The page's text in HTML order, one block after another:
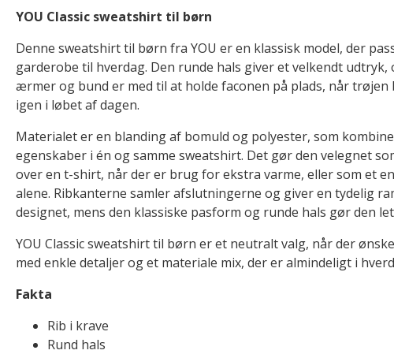
YOU Classic sweatshirt til børn
Denne sweatshirt til børn fra YOU er en klassisk model, der
garderobe til hverdag. Den runde hals giver et velkendt udtryk,
ærmer og bund er med til at holde faconen på plads, når trøjen
igen i løbet af dagen.
Materialet er en blanding af bomuld og polyester, som
egenskaber i én og samme sweatshirt. Det gør den velegnet
over en t-shirt, når der er brug for ekstra varme, eller som et
alene. Ribkanterne samler afslutningerne og giver en tydelig
designet, mens den klassiske pasform og runde hals gør den
YOU Classic sweatshirt til børn er et neutralt valg, når der
med enkle detaljer og et materiale mix, der er almindeligt i
Fakta
Rib i krave
Rund hals